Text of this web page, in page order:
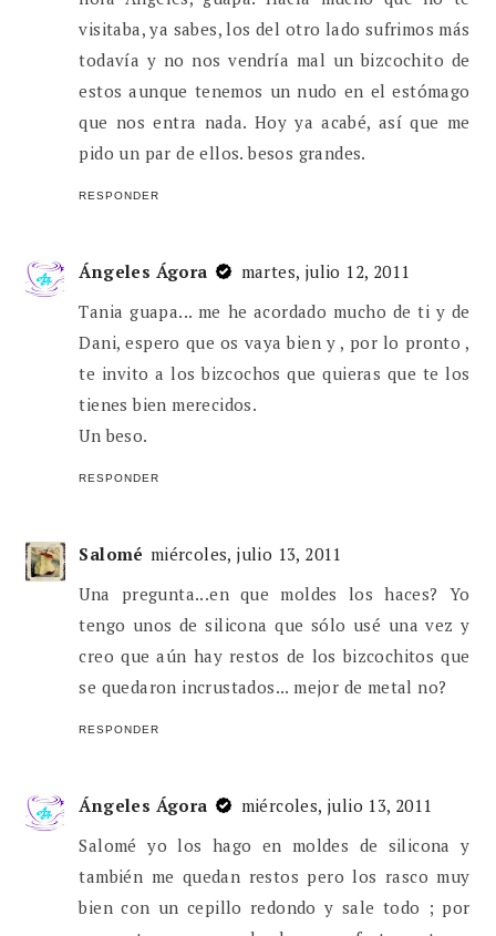
visitaba, ya sabes, los del otro lado sufrimos más
todavía y no nos vendría mal un bizcochito de
estos aunque tenemos un nudo en el estómago
que nos entra nada. Hoy ya acabé, así que me
pido un par de ellos. besos grandes.
RESPONDER
Ángeles Ágora
martes, julio 12, 2011
Tania guapa... me he acordado mucho de ti y de
Dani, espero que os vaya bien y , por lo pronto ,
te invito a los bizcochos que quieras que te los
tienes bien merecidos.
Un beso.
RESPONDER
Salomé miércoles, julio 13, 2011
Una pregunta...en que moldes los haces? Yo
tengo unos de silicona que sólo usé una vez y
creo que aún hay restos de los bizcochitos que
se quedaron incrustados... mejor de metal no?
RESPONDER
Ángeles Ágora
miércoles, julio 13, 2011
Salomé yo los hago en moldes de silicona y
también me quedan restos pero los rasco muy
bien con un cepillo redondo y sale todo ; por